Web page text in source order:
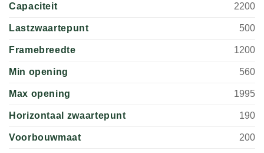
Capaciteit 2200
Lastzwaartepunt 500
Framebreedte 1200
Min opening 560
Max opening 1995
Horizontaal zwaartepunt 190
Voorbouwmaat 200